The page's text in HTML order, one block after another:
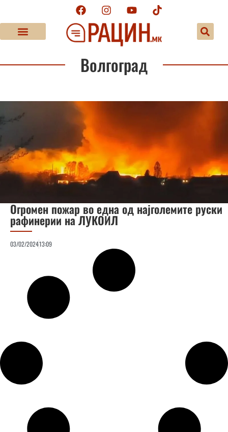
Волгоград
Огромен пожар во една од најголемите руски
рафинерии на ЛУКОИЛ
03/02/202413:09